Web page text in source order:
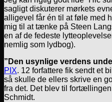
sagligt diskuterer mørkets
alligevel får én til at føle med
mig til at tænke på Steen
en af de fedeste
nemlig som lydbog).
”Den usynlige verdens
PIX. 12 forfattere fik sendt et
så skulle de ellers skrive en
fra det. Det blev til
Schmidt.